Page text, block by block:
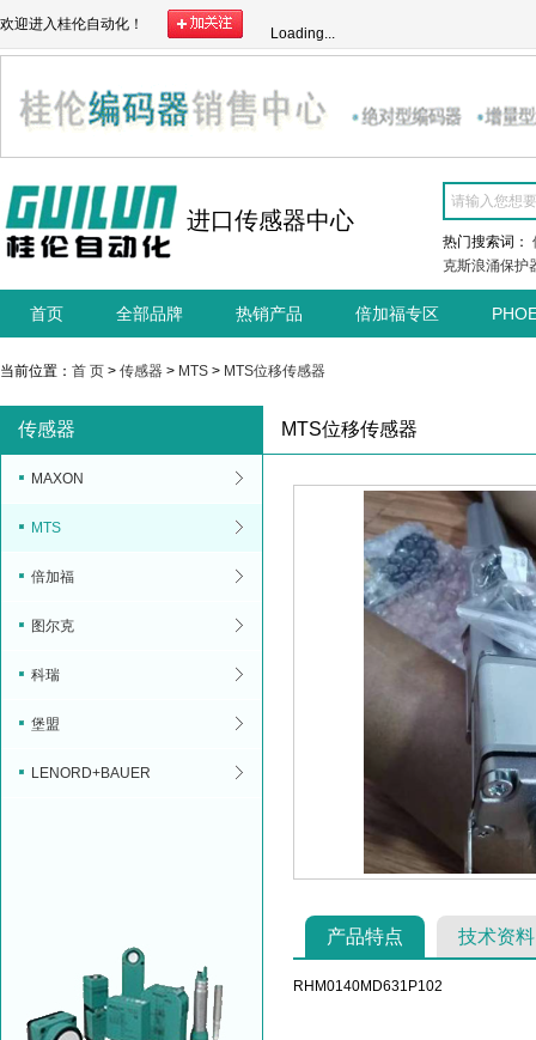
欢迎进入桂伦自动化！
Loading...
进口传感器中心
热门搜索词：
克斯浪涌保护
首页 全部品牌 热销产品 倍加福专区
当前位置： 首 页 > 传感器 > MTS > MTS位移传感器
传感器
MAXON
MTS
倍加福
图尔克
科瑞
堡盟
LENORD+BAUER
MTS位移传感器
产品特点 技术资料
RHM0140MD631P102